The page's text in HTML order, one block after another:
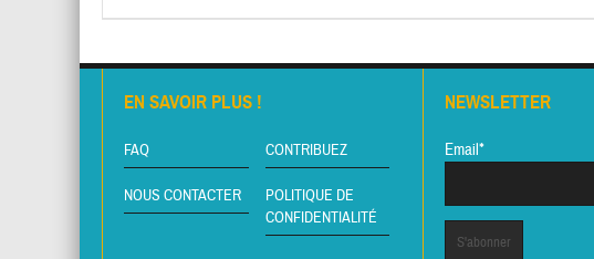
EN SAVOIR PLUS !
FAQ CONTRIBUEZ
NOUS CONTACTER
POLITIQUE DE
CONFIDENTIALITÉ
NEWSLETTER
Email*